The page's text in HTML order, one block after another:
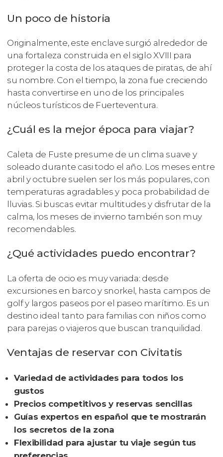
Un poco de historia
Originalmente, este enclave surgió alrededor de
una fortaleza construida en el siglo XVIII para
proteger la costa de los ataques de piratas, de ahí
su nombre. Con el tiempo, la zona fue creciendo
hasta convertirse en uno de los principales
núcleos turísticos de Fuerteventura.
¿Cuál es la mejor época para viajar?
Caleta de Fuste presume de un clima suave y
soleado durante casi todo el año. Los meses entre
abril y octubre suelen ser los más populares, con
temperaturas agradables y poca probabilidad de
lluvias. Si buscas evitar multitudes y disfrutar de la
calma, los meses de invierno también son muy
recomendables.
¿Qué actividades puedo encontrar?
La oferta de ocio es muy variada: desde
excursiones en barco y snorkel, hasta campos de
golf y largos paseos por el paseo marítimo. Es un
destino ideal tanto para familias con niños como
para parejas o viajeros que buscan tranquilidad.
Ventajas de reservar con Civitatis
Variedad de actividades para todos los
gustos
Precios competitivos y reservas sencillas
Guías expertos en español que te mostrarán
los secretos de la zona
Flexibilidad para ajustar tu viaje según tus